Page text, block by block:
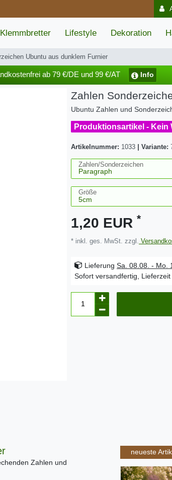
Klemmbretter Lifestyle Dekoration
Ubuntu aus dunklem Furnier
ab 79 €/DE und 99 €/AT Info
Zahlen
Ubuntu Zahlen und
Produktionsartikel - Kein
Artikelnummer: 1033 Variante:
Zahlen/Sonderzeichen
Größe
1,20 EUR *
* inkl. ges. MwSt. zzgl.
Lieferung Sa. 08.08. - Mo.
Sofort versandfertig, Lieferzeit
Zahlen und
neueste